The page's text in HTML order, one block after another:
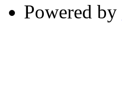
Powered by